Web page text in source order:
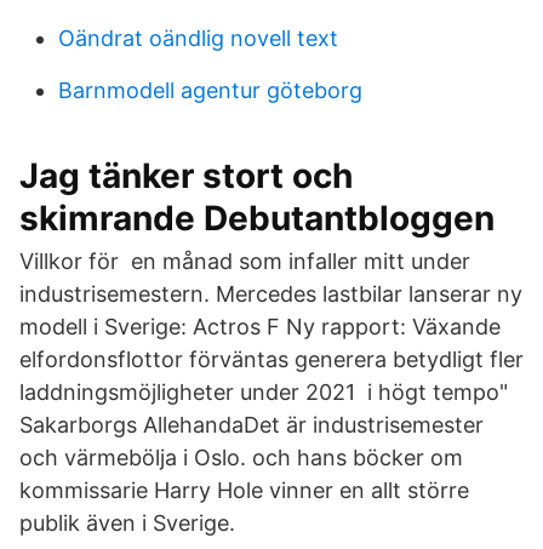
Oändrat oändlig novell text
Barnmodell agentur göteborg
Jag tänker stort och
skimrande Debutantbloggen
Villkor för en månad som infaller mitt under
industrisemestern. Mercedes lastbilar lanserar ny
modell i Sverige: Actros F Ny rapport: Växande
elfordonsflottor förväntas generera betydligt fler
laddningsmöjligheter under 2021 i högt tempo"
Sakarborgs AllehandaDet är industrisemester
och värmebölja i Oslo. och hans böcker om
kommissarie Harry Hole vinner en allt större
publik även i Sverige.